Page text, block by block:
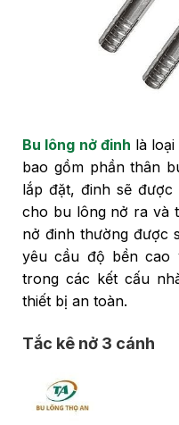
Bu lông nở đinh là
bao gồm phần thân
lắp đặt, đinh sẽ
cho bu lông nở ra và
nở đinh thường được
yêu cầu độ bền cao
trong các kết cấu
thiết bị an toàn.
Tắc kê nở 3 cánh